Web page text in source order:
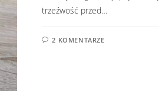
trzeźwość przed…
2 KOMENTARZE